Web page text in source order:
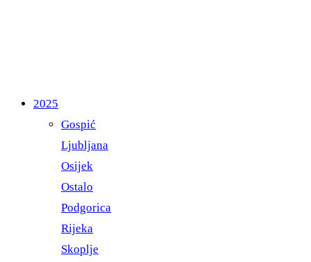
2025
Gospić
Ljubljana
Osijek
Ostalo
Podgorica
Rijeka
Skoplje